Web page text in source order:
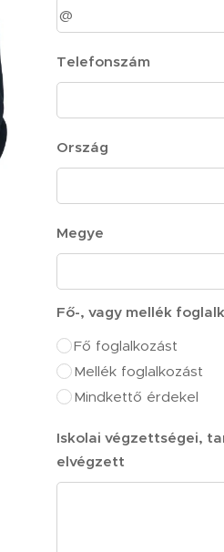
Telefonszám
Ország
Megye
Fő-, vagy mellék
Fő foglalkozást
Mellék foglalkozást
Mindkettő érdekel
Iskolai végzettségei,
elvégzett